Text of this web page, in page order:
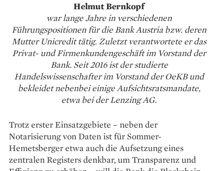
Helmut Bernkopf
war lange Jahre in verschiedenen
Führungspositionen für die Bank Austria bzw. deren
Mutter Unicredit tätig. Zuletzt verantwortete er das
Privat- und Firmenkundengeschäft im Vorstand der
Bank. Seit 2016 ist der studierte
Handelswissenschafter im Vorstand der OeKB und
bekleidet nebenbei einige Aufsichtsratsmandate,
etwa bei der Lenzing AG.
Trotz erster Einsatzgebiete – neben der
Notarisierung von Daten ist für Sommer-
Hemetsberger etwa auch die Aufsetzung eines
zentralen Registers denkbar, um Transparenz und